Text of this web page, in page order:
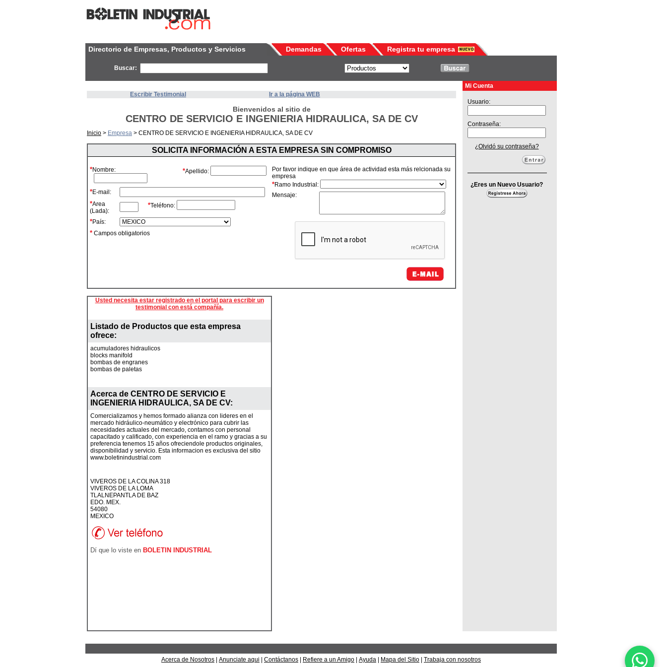
Directorio de Empresas, Productos y Servicios Demandas Ofertas Registra tu empresa
Buscar:
Mi Cuenta
Escribir Testimonial
Ir a la página WEB
Bienvenidos al sitio de
CENTRO DE SERVICIO E INGENIERIA HIDRAULICA, SA DE CV
Inicio > Empresa > CENTRO DE SERVICIO E INGENIERIA HIDRAULICA, SA DE CV
SOLICITA INFORMACIÓN A ESTA EMPRESA SIN COMPROMISO
*Nombre: *Apellido:
*E-mail:
*Area
(Lada):
*Teléfono:
*País:
* Campos obligatorios
Por favor indique en que área de actividad esta más relcionada su
empresa
*Ramo Industrial:
Mensaje:
Usted necesita estar registrado en el portal para escribir un
testimonial con está compañía.
Listado de Productos que esta empresa
ofrece:
acumuladores hidraulicos
blocks manifold
bombas de engranes
bombas de paletas
Acerca de CENTRO DE SERVICIO E
INGENIERIA HIDRAULICA, SA DE CV:
Comercializamos y hemos formado alianza con lideres en el
mercado hidráulico-neumático y electrónico para cubrir las
necesidades actuales del mercado, contamos con personal
capacitado y calificado, con experiencia en el ramo y gracias a su
preferencia tenemos 15 años ofreciendole productos originales,
disponibilidad y servicio. Esta informacion es exclusiva del sitio
www.boletinindustrial.com
VIVEROS DE LA COLINA 318
VIVEROS DE LA LOMA
TLALNEPANTLA DE BAZ
EDO. MEX.
54080
MEXICO
Dí que lo viste en BOLETIN INDUSTRIAL
Usuario:
Contraseña:
¿Olvidó su contraseña?
¿Eres un Nuevo Usuario?
Acerca de Nosotros Anunciate aqui Contáctanos Refiere a un Amigo Ayuda Mapa del Sitio Trabaja con nosotros